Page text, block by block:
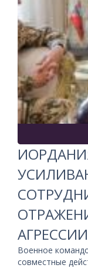
АГРЕССИИ
Военное
совместные